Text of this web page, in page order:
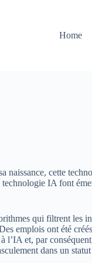
Home
cette
IA font
qui filtrent les
emplois ont été
et, par
dans un